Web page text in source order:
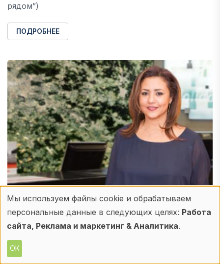
рядом”)
ПОДРОБНЕЕ
HOLIDAY INN
Мариам Хаваджа возглавила отель
Холидей Инн Москва Лесная
Использование
персональных
данных
Мы используем файлы cookie и обрабатываем
персональные данные в следующих целях: Работа
сайта, Реклама и маркетинг & Аналитика.
ОК